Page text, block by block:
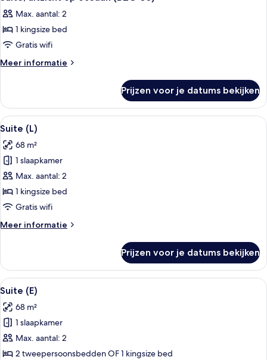
foto's
voor
Suite,
uitzicht
op
US)
laden
Max. aantal: 2
1 kingsize bed
Gratis wifi
Meer informatie
Meer
uitzicht
op
oceaan
US)
Prijzen voor je datums bekijken
Alle
foto's
voor
Suite
(L)
laden
Een hotelkamer met een bed, een
4
Suite (L)
68 m²
1 slaapkamer
Max. aantal: 2
1 kingsize bed
Gratis wifi
Meer informatie
Meer
(L)
Prijzen voor je datums bekijken
Alle
foto's
voor
Suite
(E)
laden
Een hotelkamer met een bed, een
4
Suite (E)
68 m²
1 slaapkamer
Max. aantal: 2
2 tweepersoonsbedden OF 1 kingsize bed